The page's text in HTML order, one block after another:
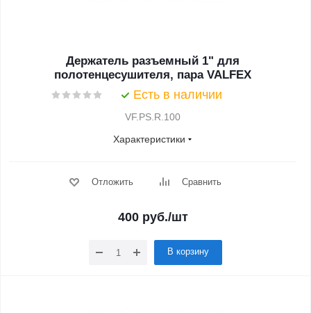
Держатель разъемный 1" для
полотенцесушителя, пара VALFEX
Есть в наличии
VF.PS.R.100
Характеристики
Отложить Сравнить
400 руб./шт
В корзину